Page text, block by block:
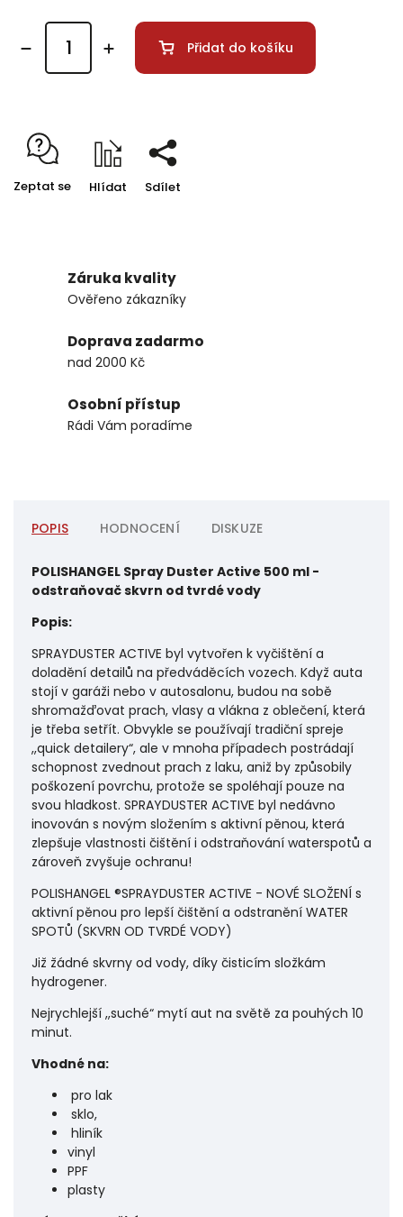
Přidat do košíku
Zeptat se Hlídat Sdílet
Záruka kvality
Ověřeno zákazníky
Doprava zadarmo
nad 2000 Kč
Osobní přístup
Rádi Vám poradíme
POPIS HODNOCENÍ DISKUZE
POLISHANGEL Spray Duster Active 500 ml -
odstraňovač skvrn od tvrdé vody
Popis:
SPRAYDUSTER ACTIVE byl vytvořen k vyčištění a
doladění detailů na předváděcích vozech. Když auta
stojí v garáži nebo v autosalonu, budou na sobě
shromažďovat prach, vlasy a vlákna z oblečení, která
je třeba setřít. Obvykle se používají tradiční spreje
,,quick detailery“, ale v mnoha případech postrádají
schopnost zvednout prach z laku, aniž by způsobily
poškození povrchu, protože se spoléhají pouze na
svou hladkost. SPRAYDUSTER ACTIVE byl nedávno
inovován s novým složením s aktivní pěnou, která
zlepšuje vlastnosti čištění i odstraňování waterspotů a
zároveň zvyšuje ochranu!
POLISHANGEL ®SPRAYDUSTER ACTIVE - NOVÉ SLOŽENÍ s
aktivní pěnou pro lepší čištění a odstranění WATER
SPOTŮ (SKVRN OD TVRDÉ VODY)
Již žádné skvrny od vody, díky čisticím složkám
hydrogener.
Nejrychlejší ,,suché“ mytí aut na světě za pouhých 10
minut.
Vhodné na:
pro lak
sklo,
hliník
vinyl
PPF
plasty